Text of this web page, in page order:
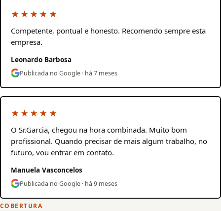
★★★★★
Competente, pontual e honesto. Recomendo sempre esta
empresa.
Leonardo Barbosa
Publicada no Google · há 7 meses
★★★★★
O Sr.Garcia, chegou na hora combinada. Muito bom
profissional. Quando precisar de mais algum trabalho, no
futuro, vou entrar em contato.
Manuela Vasconcelos
Publicada no Google · há 9 meses
COBERTURA